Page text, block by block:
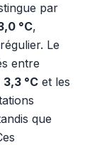
par
°C,
Le
entre
3,3 °C et les
que